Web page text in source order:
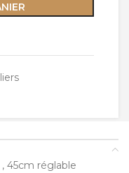
45cm réglable